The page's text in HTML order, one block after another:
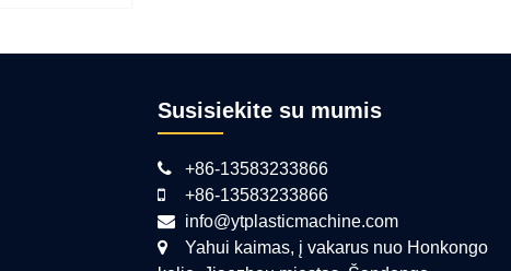
Susisiekite su mumis
+86-13583233866
+86-13583233866
info@ytplasticmachine.com
Yahui kaimas, į vakarus nuo Honkongo